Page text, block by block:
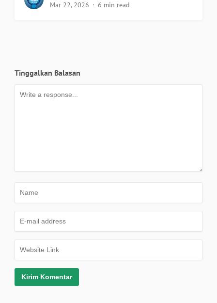
Mar 22, 2026
6 min read
Tinggalkan Balasan